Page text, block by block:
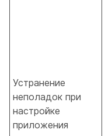
Устранение
неполадок при
настройке
приложения